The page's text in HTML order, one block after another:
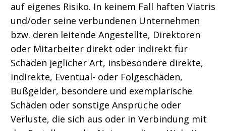
auf eigenes Risiko. In keinem Fall haften Viatris
und/oder seine verbundenen Unternehmen
bzw. deren leitende Angestellte, Direktoren
oder Mitarbeiter direkt oder indirekt für
Schäden jeglicher Art, insbesondere direkte,
indirekte, Eventual- oder Folgeschäden,
Bußgelder, besondere und exemplarische
Schäden oder sonstige Ansprüche oder
Verluste, die sich aus oder in Verbindung mit